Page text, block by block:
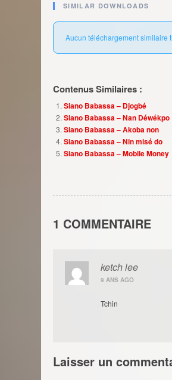
SIMILAR DOWNLOADS
Aucun téléchargement similaire
Contenus Similaires :
Siano Babassa – Djogbé
Siano Babassa – Nan Déwékpo
Siano Babassa – Akoba non
Siano Babassa – Nin misé do
Siano Babassa – Mobile Money
1 COMMENTAIRE
ketch lee
9 ANS AGO
Tchin
Laisser un